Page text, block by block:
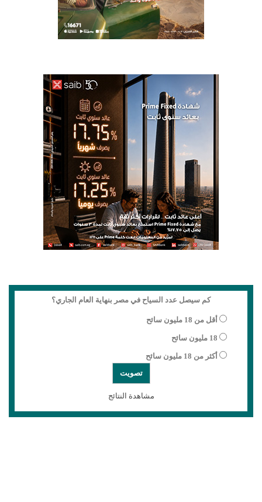
كم سيصل عدد السياح في مصر بنهاية العام الجاري؟
أقل من 18 مليون سائح
18 مليون سائح
أكثر من 18 مليون سائح
مشاهدة النتائج